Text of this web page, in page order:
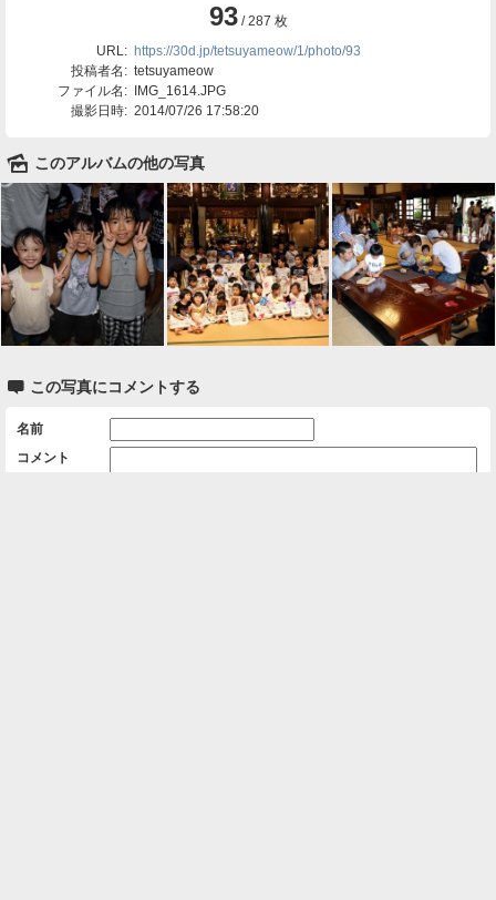
93 / 287 枚
URL: https://30d.jp/tetsuyameow/1/photo/93
投稿者名: tetsuyameow
ファイル名:
IMG_1614.JPG
撮影日時: 2014/07/26 17:58:20
🌄 このアルバムの他の写真
 この写真にコメントする
名前
コメント